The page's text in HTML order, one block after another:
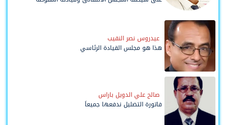
عيدروس نصر النقيب
هذا هو مجلس القيادة الرئاسي
صالح علي الدويل باراس
فاتورة التضليل ندفعها جميعاً